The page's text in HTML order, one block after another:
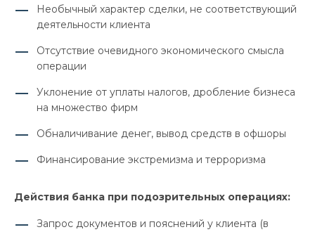
Необычный характер сделки, не соответствующий
деятельности клиента
Отсутствие очевидного экономического смысла
операции
Уклонение от уплаты налогов, дробление бизнеса
на множество фирм
Обналичивание денег, вывод средств в офшоры
Финансирование экстремизма и терроризма
Действия банка при подозрительных операциях:
Запрос документов и пояснений у клиента (в